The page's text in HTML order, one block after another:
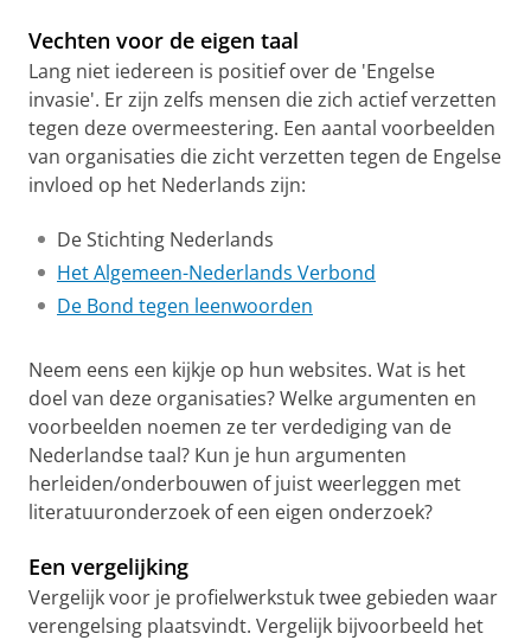
Vechten voor de eigen taal
Lang niet iedereen is positief over de 'Engelse
invasie'. Er zijn zelfs mensen die zich actief verzetten
tegen deze overmeestering. Een aantal voorbeelden
van organisaties die zicht verzetten tegen de Engelse
invloed op het Nederlands zijn:
De Stichting Nederlands
Het Algemeen-Nederlands Verbond
De Bond tegen leenwoorden
Neem eens een kijkje op hun websites. Wat is het
doel van deze organisaties? Welke argumenten en
voorbeelden noemen ze ter verdediging van de
Nederlandse taal? Kun je hun argumenten
herleiden/onderbouwen of juist weerleggen met
literatuuronderzoek of een eigen onderzoek?
Een vergelijking
Vergelijk voor je profielwerkstuk twee gebieden waar
verengelsing plaatsvindt. Vergelijk bijvoorbeeld het